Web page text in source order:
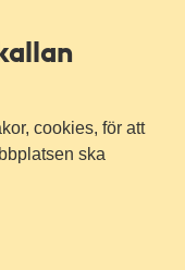
cookies, för att
ska